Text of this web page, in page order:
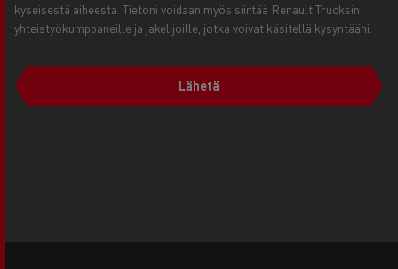
kyseisestä aiheesta. Tietoni voidaan myös siirtää Renault Trucksin
yhteistyökumppaneille ja jakelijoille, jotka voivat käsitellä kysyntääni.
Lähetä